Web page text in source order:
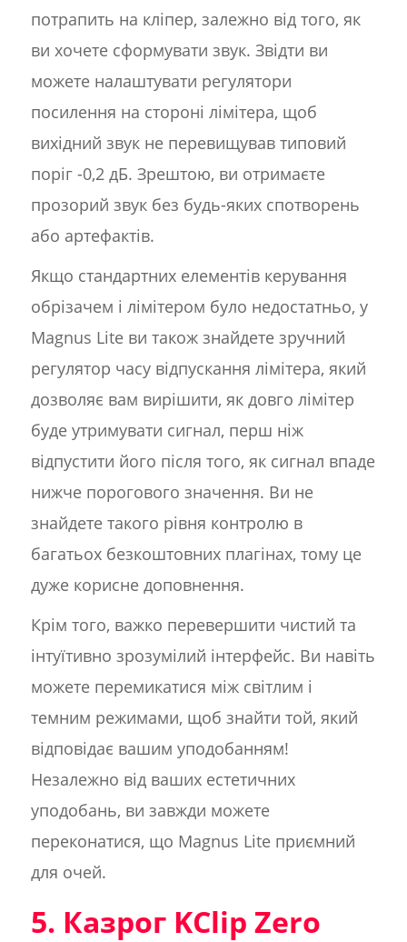
потрапить на кліпер, залежно від того, як
ви хочете сформувати звук. Звідти ви
можете налаштувати регулятори
посилення на стороні лімітера, щоб
вихідний звук не перевищував типовий
поріг -0,2 дБ. Зрештою, ви отримаєте
прозорий звук без будь-яких спотворень
або артефактів.
Якщо стандартних елементів керування
обрізачем і лімітером було недостатньо, у
Magnus Lite ви також знайдете зручний
регулятор часу відпускання лімітера, який
дозволяє вам вирішити, як довго лімітер
буде утримувати сигнал, перш ніж
відпустити його після того, як сигнал впаде
нижче порогового значення. Ви не
знайдете такого рівня контролю в
багатьох безкоштовних плагінах, тому це
дуже корисне доповнення.
Крім того, важко перевершити чистий та
інтуїтивно зрозумілий інтерфейс. Ви навіть
можете перемикатися між світлим і
темним режимами, щоб знайти той, який
відповідає вашим уподобанням!
Незалежно від ваших естетичних
уподобань, ви завжди можете
переконатися, що Magnus Lite приємний
для очей.
5. Казрог KClip Zero